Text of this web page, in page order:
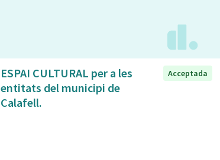
ESPAI CULTURAL per a les
entitats del municipi de
Calafell.
Acceptada